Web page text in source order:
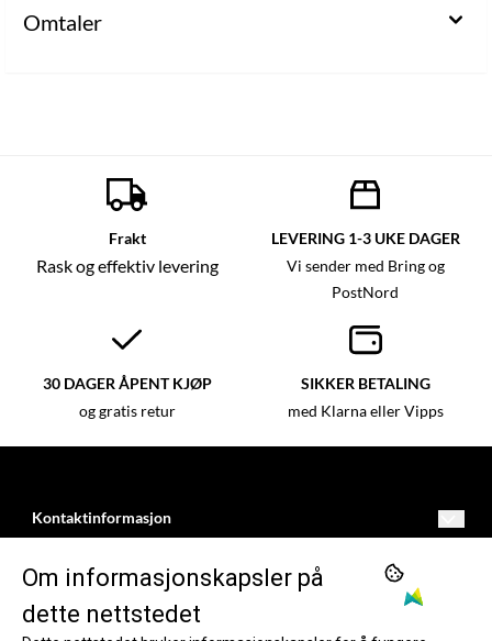
Omtaler
Frakt
Rask og effektiv levering
LEVERING 1-3 UKE DAGER
Vi sender med Bring og
PostNord
30 DAGER ÅPENT KJØP
og gratis retur
SIKKER BETALING
med Klarna eller Vipps
Kontaktinformasjon
kundeservice@dartnorge.no
Freimsvegen 11
5750
Vilkår
INFORMASJON
Om informasjonskapsler på
dette nettstedet